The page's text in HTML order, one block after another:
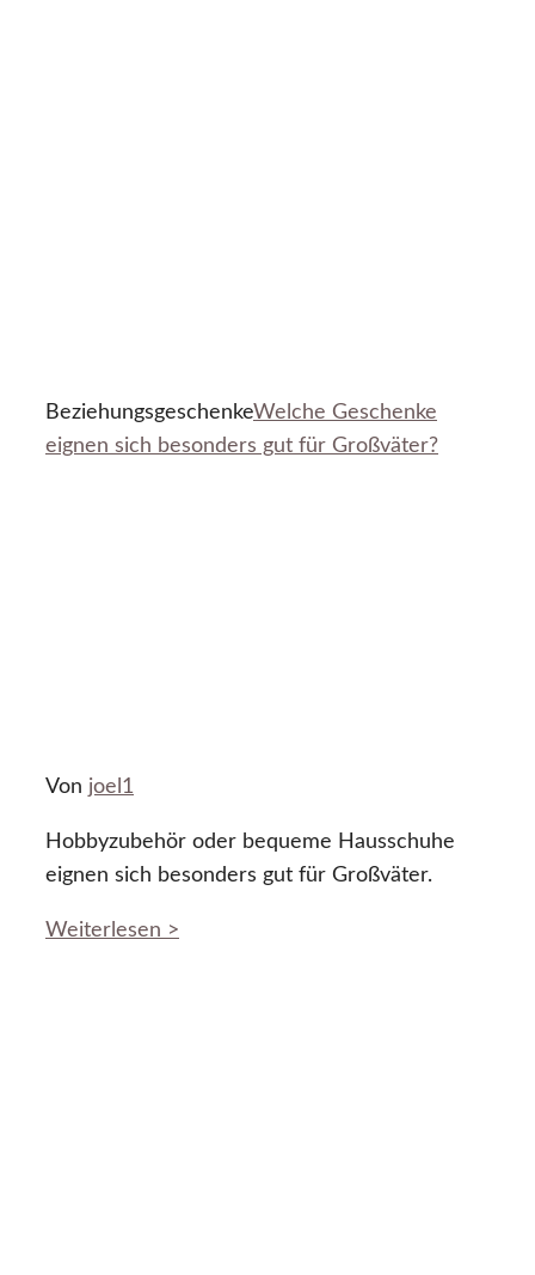
BeziehungsgeschenkeWelche Geschenke
eignen sich besonders gut für Großväter?
Von joel1
Hobbyzubehör oder bequeme Hausschuhe
eignen sich besonders gut für Großväter.
Weiterlesen >